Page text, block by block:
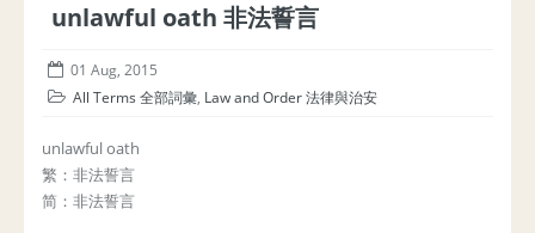
unlawful oath 非法誓言
01 Aug, 2015
All Terms 全部詞彙, Law and Order 法律與治安
unlawful oath
繁：非法誓言
简：非法誓言